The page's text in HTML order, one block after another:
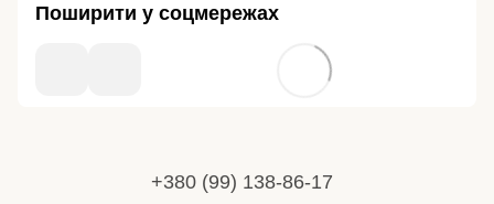
Поширити у соцмережах
+380 (99) 138-86-17